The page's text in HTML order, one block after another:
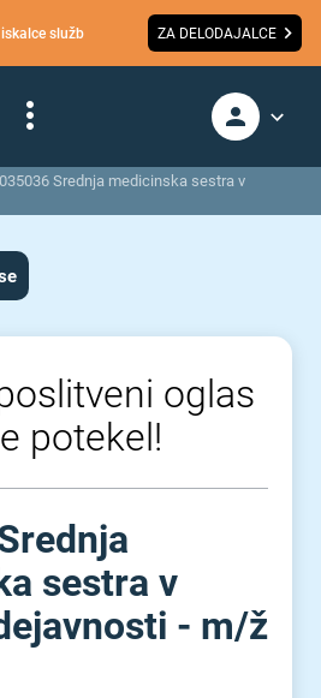
služb ZA DELODAJALCE
Srednja medicinska sestra v
oglas
potekel!
sestra v
- m⁠/⁠ž